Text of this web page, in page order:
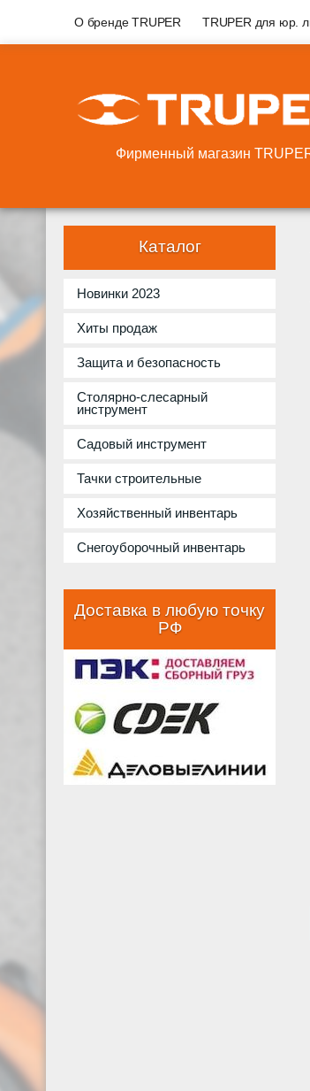
О бренде TRUPER TRUPER для юр.
Фирменный магазин
Каталог
Новинки 2023
Хиты продаж
Защита и безопасность
Столярно-слесарный
инструмент
Садовый инструмент
Тачки строительные
Хозяйственный инвентарь
Снегоуборочный инвентарь
Доставка в любую точку
РФ